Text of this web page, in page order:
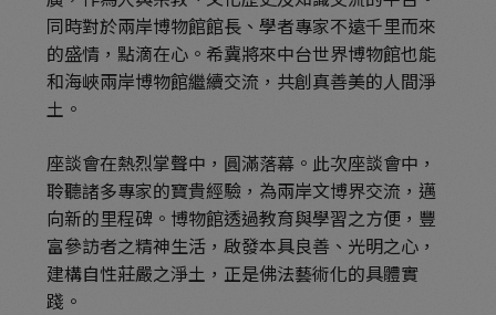
同時對於兩岸博物館館長、學者專家不遠千里而來
的盛情，點滴在心。希冀將來中台世界博物館也能
和海峽兩岸博物館繼續交流，共創真善美的人間淨
土。
座談會在熱烈掌聲中，圓滿落幕。此次座談會中，
聆聽諸多專家的寶貴經驗，為兩岸文博界交流，邁
向新的里程碑。博物館透過教育與學習之方便，豐
富參訪者之精神生活，啟發本具良善、光明之心，
建構自性莊嚴之淨土，正是佛法藝術化的具體實
踐。